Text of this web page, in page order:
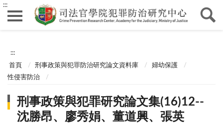
:::
:::
首頁 刑事政策與犯罪防治研究論文資料庫
婦幼保護
性侵害防治
刑事政策與犯罪研究論文集(16)12--
沈勝昂、廖秀娟、董道興、張英